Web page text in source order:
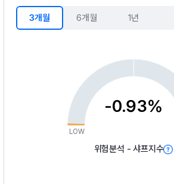
3개월 6개월 1년
-0.93%
LOW
위험분석 - 샤프지수